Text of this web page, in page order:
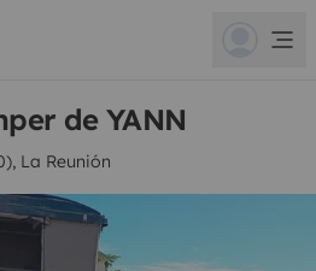
de YANN
La Reunión